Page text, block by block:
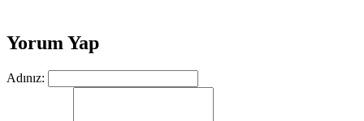
Yorum Yap
Adınız: